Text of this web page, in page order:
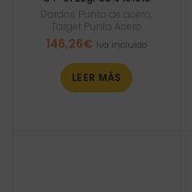
Dardos Punta de acero
Target Punta Acero
146,26€ Iva incluido
LEER MÁS